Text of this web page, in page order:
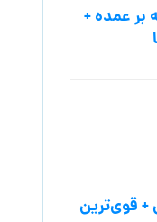
بر عمده +
قوی‌ترین